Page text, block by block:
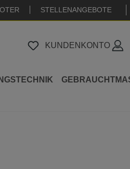
STELLENANGEBOTE
KUNDENKONTO